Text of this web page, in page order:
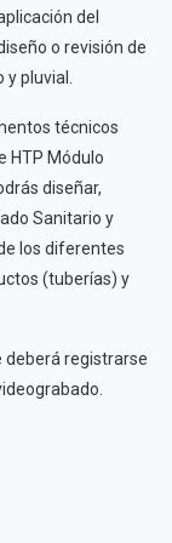
del
o revisión de
pluvial.
técnicos
HTP Módulo
diseñar,
Sanitario y
los diferentes
(tuberías) y
deberá registrarse